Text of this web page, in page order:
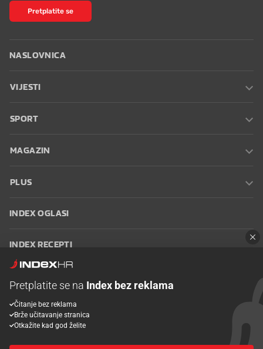
Pretplatite se
NASLOVNICA
VIJESTI
SPORT
MAGAZIN
PLUS
INDEX OGLASI
INDEX RECEPTI
Oglašavanje Zaposli se na Indexu
korištenja
Postavke kolačića
Pretplatite se na Index bez reklama
Čitanje bez reklama
Brže učitavanje stranica
Otkažite kad god želite